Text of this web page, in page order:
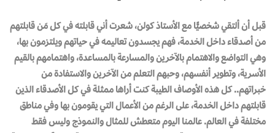
قبل أن ألتقي شخصيًّا مع الأستاذ كولن، شعرت أني قابلته في كل مَن قابلتهم
من أصدقاء داخل الخدمة، فهم يجسدون تعاليمه في حياتهم ويلتزمون بها،
وهي التواضع والاهتمام بالآخرين والمسارعة بالمساعدة، واهتمامهم بالقيم
الأسرية، وتطوير أنفسهم، وحبهم التعلم من الآخرين والاستفادة من
خبراتهم.. كل هذه الأوصاف الطيبة كنت أراها ممثلة في كل الأصدقاء الذين
قابلتهم داخل الخدمة، على الرغم من الأعمال التي يقومون بها وفي مناطق
مختلفة في العالم. عالمنا اليوم متعطش للمثال والنموذج وليس فقط